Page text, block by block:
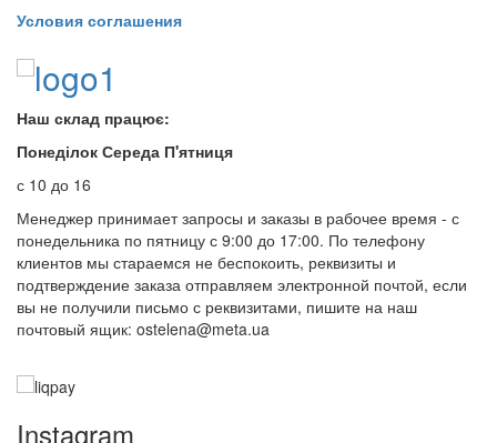
Условия соглашения
Наш склад працює:
Понеділок Середа П'ятниця
с 10 до 16
Менеджер принимает запросы и заказы в рабочее время - с
понедельника по пятницу с 9:00 до 17:00. По телефону
клиентов мы стараемся не беспокоить, реквизиты и
подтверждение заказа отправляем электронной почтой, если
вы не получили письмо с реквизитами, пишите на наш
почтовый ящик: ostelena@meta.ua
Instagram